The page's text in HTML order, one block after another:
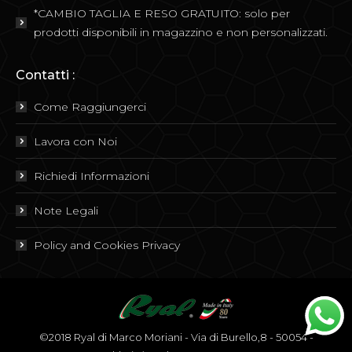
*CAMBIO TAGLIA E RESO GRATUITO: solo per
prodotti disponibili in magazzino e non personalizzati.
Contatti :
Come Raggiungerci
Lavora con Noi
Richiedi Informazioni
Note Legali
Policy and Cookies Privacy
©2018 Ryal di Marco Moriani - Via di Burello,8 - 50054 -